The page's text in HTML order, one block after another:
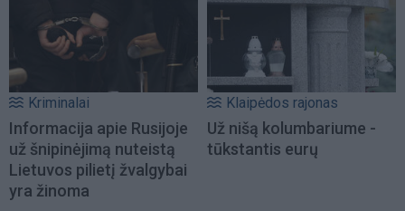
Kriminalai
Informacija apie Rusijoje
už šnipinėjimą nuteistą
Lietuvos pilietį žvalgybai
yra žinoma
Klaipėdos rajonas
Už nišą kolumbariume -
tūkstantis eurų